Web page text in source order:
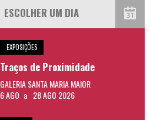
EXPOSIÇÕES
Traços de Proximidade
GALERIA SANTA MARIA MAIOR
6 AGO a 28 AGO 2026